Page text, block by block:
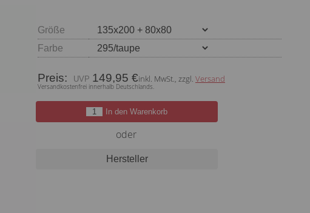
Größe
Farbe
Preis: 149,95 €inkl. MwSt., zzgl. Versand
Versandkostenfrei innerhalb Deutschlands.
In den Warenkorb
oder
Hersteller